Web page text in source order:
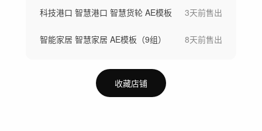
科技港口 智慧港口 智慧货轮 AE模板 3天前售出
智能家居 智慧家居 AE模板（9组） 8天前售出
收藏店铺